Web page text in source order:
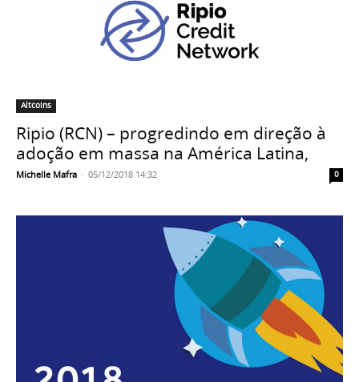
Altcoins
Ripio (RCN) – progredindo em direção à
adoção em massa na América Latina,
Michelle Mafra - 05/12/2018 14:32 0